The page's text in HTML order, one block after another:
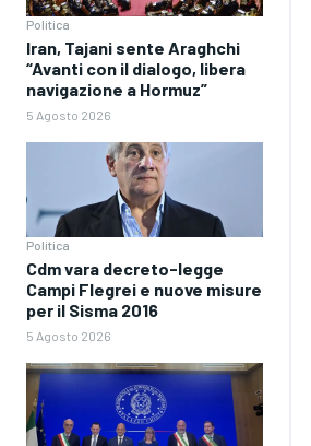
Politica
Iran, Tajani sente Araghchi
“Avanti con il dialogo, libera
navigazione a Hormuz”
5 Agosto 2026
Politica
Cdm vara decreto-legge
Campi Flegrei e nuove misure
per il Sisma 2016
5 Agosto 2026